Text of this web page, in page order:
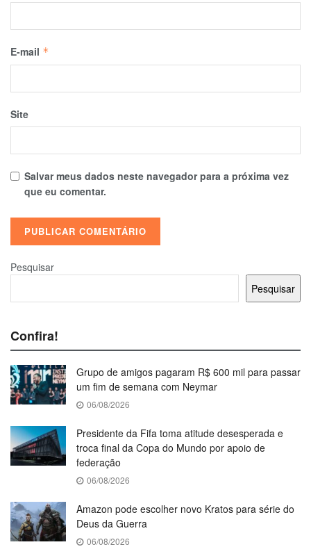
E-mail *
Site
Salvar meus dados neste navegador para a próxima vez
que eu comentar.
Pesquisar
Pesquisar
Confira!
Grupo de amigos pagaram R$ 600 mil para passar
um fim de semana com Neymar
06/08/2026
Presidente da Fifa toma atitude desesperada e
troca final da Copa do Mundo por apoio de
federação
06/08/2026
Amazon pode escolher novo Kratos para série do
Deus da Guerra
06/08/2026